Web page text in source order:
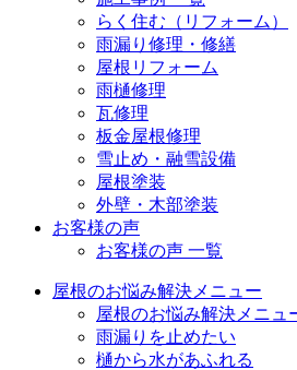
らく住む（リフォーム）
雨漏り修理・修繕
屋根リフォーム
雨樋修理
瓦修理
板金屋根修理
雪止め・融雪設備
屋根塗装
外壁・木部塗装
お客様の声
お客様の声 一覧
屋根のお悩み解決メニュー
屋根のお悩み解決メニュ
雨漏りを止めたい
樋から水があふれる